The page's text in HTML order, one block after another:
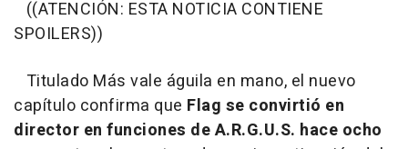
((ATENCIÓN: ESTA NOTICIA CONTIENE
SPOILERS))
Titulado Más vale águila en mano, el nuevo
capítulo confirma que Flag se convirtió en
director en funciones de A.R.G.U.S. hace ocho